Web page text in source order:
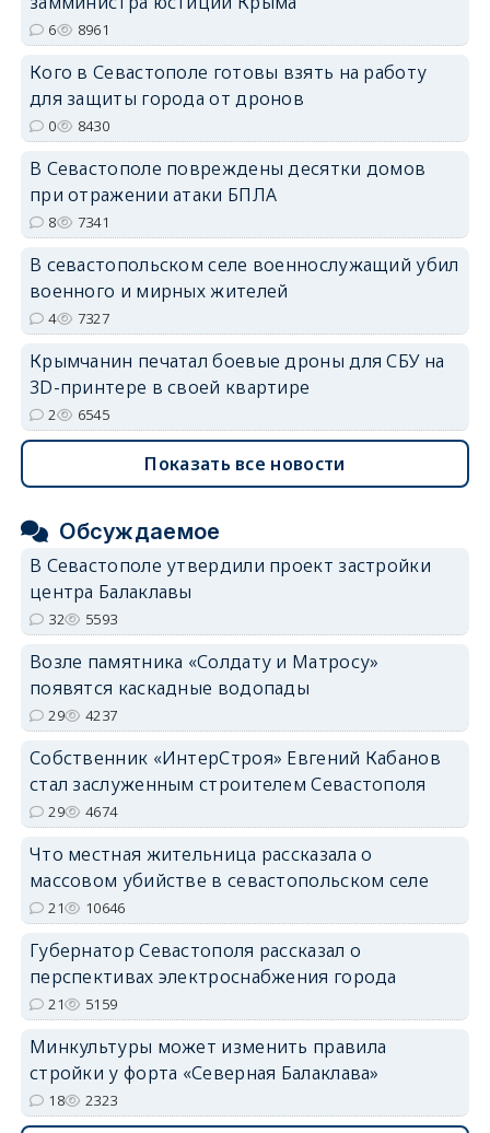
6 8961
Кого в Севастополе готовы взять на работу
для защиты города от дронов
0 8430
В Севастополе повреждены десятки домов
при отражении атаки БПЛА
8 7341
В севастопольском селе военнослужащий убил
военного и мирных жителей
4 7327
Крымчанин печатал боевые дроны для СБУ на
3D-принтере в своей квартире
2 6545
Показать все новости
Обсуждаемое
В Севастополе утвердили проект застройки
центра Балаклавы
32 5593
Возле памятника «Солдату и Матросу»
появятся каскадные водопады
29 4237
Собственник «ИнтерСтроя» Евгений Кабанов
стал заслуженным строителем Севастополя
29 4674
Что местная жительница рассказала о
массовом убийстве в севастопольском селе
21 10646
Губернатор Севастополя рассказал о
перспективах электроснабжения города
21 5159
Минкультуры может изменить правила
стройки у форта «Северная Балаклава»
18 2323